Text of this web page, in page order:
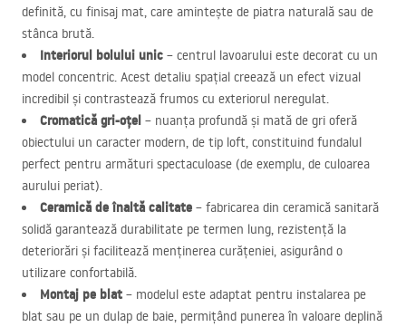
definită, cu finisaj mat, care amintește de piatra naturală sau de
stânca brută.
Interiorul bolului unic – centrul lavoarului este decorat cu un
model concentric. Acest detaliu spațial creează un efect vizual
incredibil și contrastează frumos cu exteriorul neregulat.
Cromatică gri-oțel – nuanța profundă și mată de gri oferă
obiectului un caracter modern, de tip loft, constituind fundalul
perfect pentru armături spectaculoase (de exemplu, de culoarea
aurului periat).
Ceramică de înaltă calitate – fabricarea din ceramică sanitară
solidă garantează durabilitate pe termen lung, rezistență la
deteriorări și facilitează menținerea curățeniei, asigurând o
utilizare confortabilă.
Montaj pe blat – modelul este adaptat pentru instalarea pe
blat sau pe un dulap de baie, permițând punerea în valoare deplină